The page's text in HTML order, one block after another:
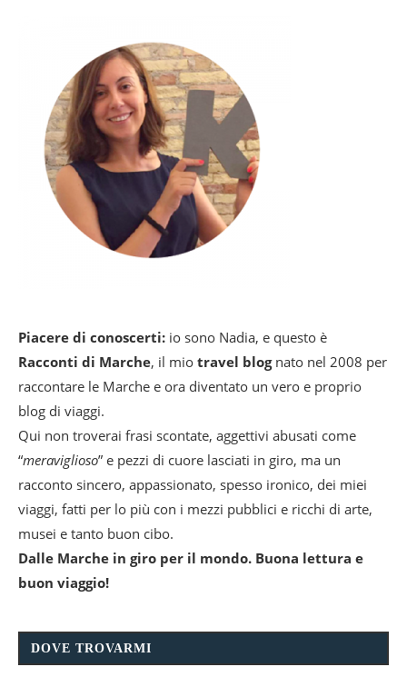
Piacere di conoscerti: io sono Nadia, e questo è
Racconti di Marche, il mio travel blognato nel 2008 per
raccontare le Marche e ora diventato un vero e proprio
blog di viaggi.
Qui non troverai frasi scontate, aggettivi abusati come
“meraviglioso” e pezzi di cuore lasciati in giro, ma un
racconto sincero, appassionato, spesso ironico, dei miei
viaggi, fatti per lo più con i mezzi pubblici e ricchi di arte,
musei e tanto buon cibo.
Dalle Marche in giro per il mondo. Buona lettura e
buon viaggio!
DOVE TROVARMI